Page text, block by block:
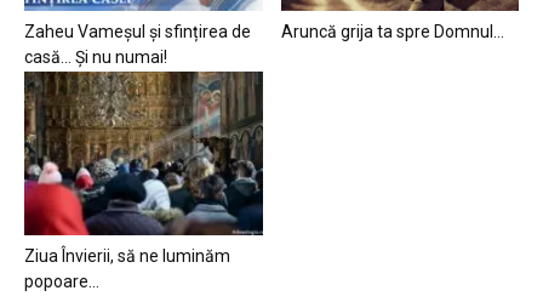
Zaheu Vameșul și sfințirea de
casă… Și nu numai!
Aruncă grija ta spre Domnul…
Ziua Învierii, să ne luminăm
popoare…